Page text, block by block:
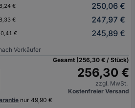
€
250,06 €
€
247,97 €
€ 245,89 €
Verkäufer
Gesamt (256,30 € / Stück)
256,30 €
zzgl. MwSt.
Kostenfreier Versand
nur 49,90 €